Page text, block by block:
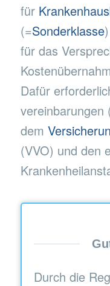
für
(=Sonderklasse
für das
Dafür
vereinbarungen
dem
(VVO) und den
Durch die